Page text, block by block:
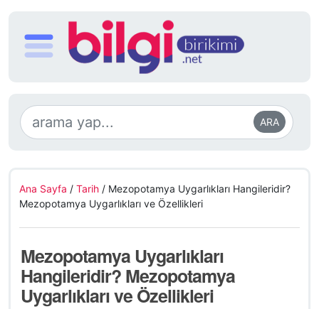
ARA
Ana Sayfa / Tarih / Mezopotamya Uygarlıkları Hangileridir?
Mezopotamya Uygarlıkları ve Özellikleri
Mezopotamya Uygarlıkları
Hangileridir? Mezopotamya
Uygarlıkları ve Özellikleri